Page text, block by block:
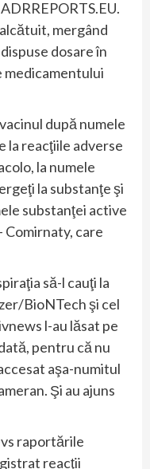
mergând
dosare în
medicamentului
după numele
la reacţiile adverse
la numele
la substanţe şi
substanţei active
Comirnaty, care
să-l cauţi la
BioNTech şi cel
l-au lăsat pe
pentru că nu
aşa-numitul
Şi au ajuns
raportările
reacţii